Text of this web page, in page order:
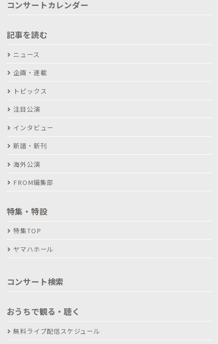
コンサートカレンダー
記事を読む
ニュース
企画・連載
トピックス
注目公演
インタビュー
新譜・新刊
海外公演
FROM編集部
特集・特設
特集TOP
ヤマハホール
コンサート検索
おうちで観る・聴く
無料ライブ配信スケジュール